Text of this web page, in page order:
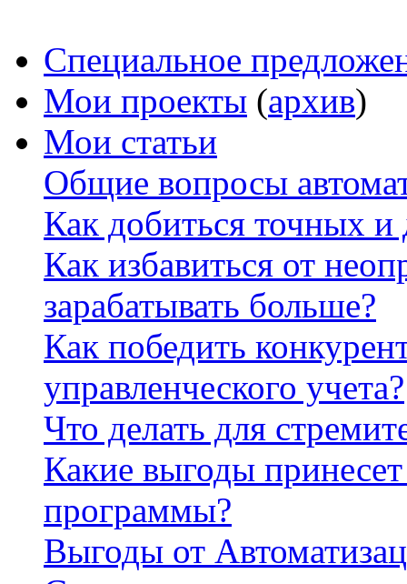
Специальное
Мои проекты (архив)
Мои статьи
Общие вопросы
Как добиться точных
Как избавиться от
зарабатывать больше?
Как победить
управленческого учета?
Что делать для
Какие выгоды
программы?
Выгоды от